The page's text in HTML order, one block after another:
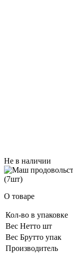
Не в наличии
О товаре
Кол-во в упаковке
Вес Нетто шт
Вес Брутто упак
Производитель